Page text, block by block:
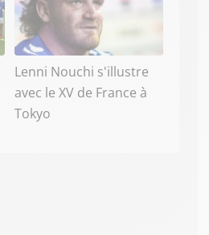
Lenni Nouchi s'illustre
avec le XV de France à
Tokyo